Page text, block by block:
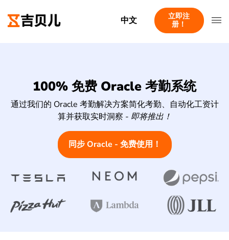
中文
立即注
册！
100% 免费 Oracle 考勤系统
通过我们的 Oracle 考勤解决方案简化考勤、自动化工资计
算并获取实时洞察 - 即将推出！
同步 Oracle - 免费使用！